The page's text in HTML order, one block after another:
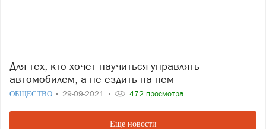
Для тех, кто хочет научиться управлять
автомобилем, а не ездить на нем
ОБЩЕСТВО 29-09-2021 472 просмотра
Еще новости